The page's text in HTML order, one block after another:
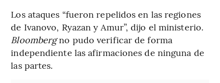
Los ataques “fueron repelidos en las regiones
de Ivanovo, Ryazan y Amur”, dijo el ministerio.
Bloombergno pudo verificar de forma
independiente las afirmaciones de ninguna de
las partes.